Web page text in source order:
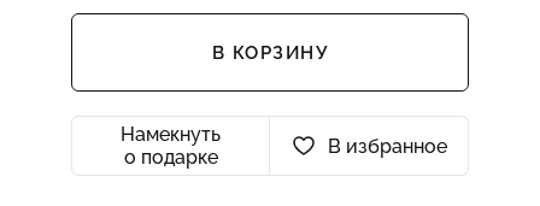
В КОРЗИНУ
Намекнуть
о подарке
В избранное